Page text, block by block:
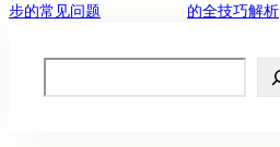
步的常见问题
的全技巧解析